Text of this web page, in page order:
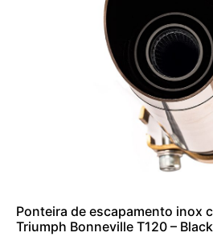
Ponteira de escapamento inox
Triumph Bonneville T120 – Black